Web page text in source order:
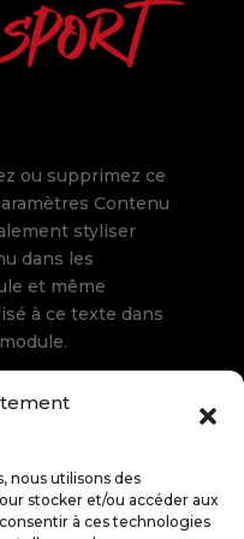
nous utilisons des
stocker et/ou accéder aux
à ces technologies
ou supprimez ce
Contenu
styliser
dans les
et même
à ce texte dans
29
123
8 h-21 h